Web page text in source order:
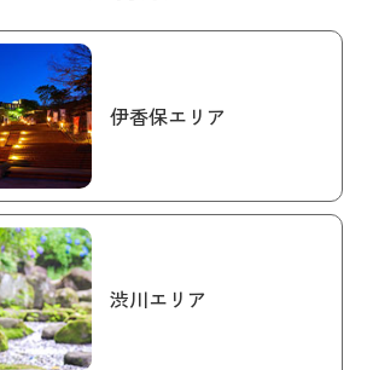
伊香保エリア
渋川エリア